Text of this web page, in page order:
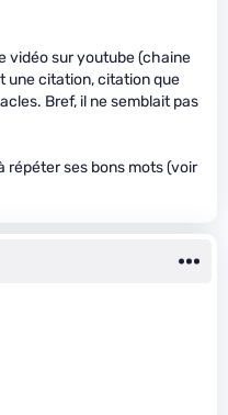
vidéo sur youtube (chaine
une citation, citation que
Bref, il ne semblait pas
répéter ses bons mots (voir